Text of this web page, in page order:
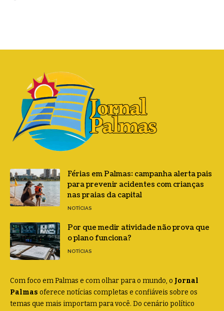
Férias em Palmas: campanha alerta pais
para prevenir acidentes com crianças
nas praias da capital
NOTÍCIAS
Por que medir atividade não prova que
o plano funciona?
NOTÍCIAS
Com foco em Palmas e com olhar para o mundo, o Jornal
Palmas oferece notícias completas e confiáveis sobre os
temas que mais importam para você. Do cenário político